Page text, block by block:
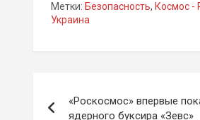
Метки: Безопасность, Космос -
Украина
«Роскосмос» впервые
ядерного буксира «Зевс»